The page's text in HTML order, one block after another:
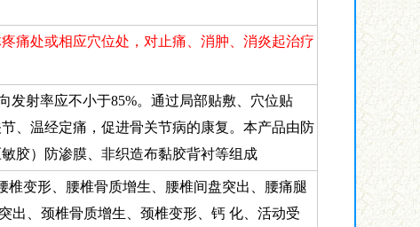
痛处或相应穴位处，对止痛、消肿、消炎起治疗
发射率应不小于85%。通过局部贴敷、穴位贴
、温经定痛，促进骨关节病的康复。本产品由防
胶）防渗膜、非织造布黏胶背衬等组成
椎变形、腰椎骨质增生、腰椎间盘突出、腰痛腿
出、颈椎骨质增生、颈椎变形、钙 化、活动受